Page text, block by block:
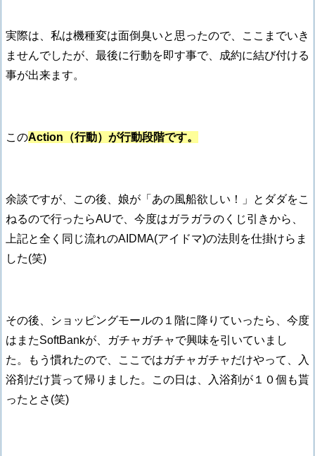
実際は、私は機種変は面倒臭いと思ったので、ここまでいき
ませんでしたが、最後に行動を即す事で、成約に結び付ける
事が出来ます。
このAction（行動）が行動段階です。
余談ですが、この後、娘が「あの風船欲しい！」とダダをこ
ねるので行ったらAUで、今度はガラガラのくじ引きから、
上記と全く同じ流れのAIDMA(アイドマ)の法則を仕掛けらま
した(笑)
その後、ショッピングモールの１階に降りていったら、今度
はまたSoftBankが、ガチャガチャで興味を引いていまし
た。もう慣れたので、ここではガチャガチャだけやって、入
浴剤だけ貰って帰りました。この日は、入浴剤が１０個も貰
ったとさ(笑)